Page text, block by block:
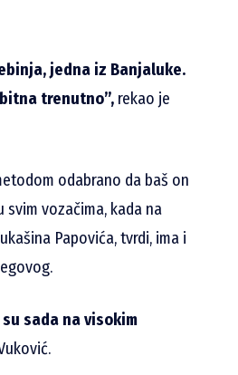
jedna iz Banjaluke.
trenutno”, rekao je
odabrano da baš on
svim vozačima, kada na
Papovića, tvrdi, ima i
sada na visokim